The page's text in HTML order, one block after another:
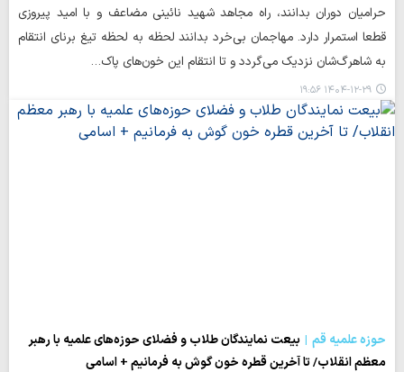
حرامیان دوران بدانند، راه مجاهد شهید نائینی مضاعف و با امید پیروزی
قطعا استمرار دارد. مهاجمان بی‌خرد بدانند لحظه به لحظه تیغ برنای انتقام
به شاهرگ‌شان نزدیک می‌گردد و تا انتقام این خون‌های پاک…
۱۴۰۴-۱۲-۲۹ ۱۹:۵۶
حوزه علمیه قم
بیعت نمایندگان طلاب و فضلای حوزه‌های علمیه با رهبر
معظم انقلاب/ تا آخرین قطره خون گوش به فرمانیم + اسامی